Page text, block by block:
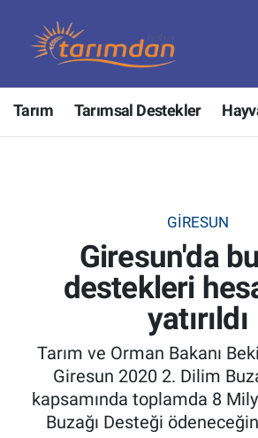
Tarım Tarımsal Destekler
GIRESUN
Giresun'da
destekleri
yatırıldı
Tarım ve Orman Bakanı
Giresun 2020 2. Dilim
kapsamında toplamda 8
Buzağı Desteği
Tarım
Hayvancılık
Tarımsal Destekler
Tarım Bakanlığı
Tarım Kredi Kooperatifleri
Pankobirlik
Nöbetçi Eczaneler
Hava Durumu
Tüm Manşetler
Son Dakika Haberleri